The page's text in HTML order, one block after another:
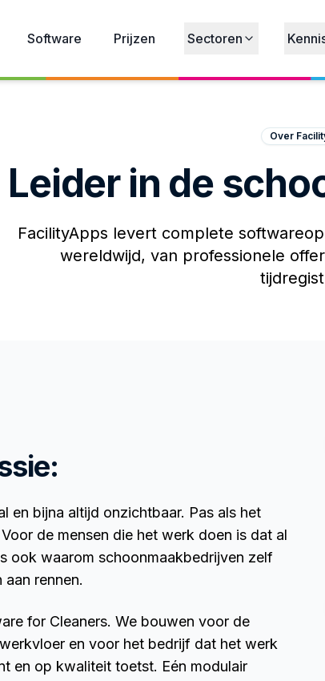
Software
Prijzen Sectoren
Over
Leider in de
FacilityApps levert complete
wereldwijd, van professionele
en bijna altijd onzichtbaar. Pas als het
de mensen die het werk doen is dat al
ook waarom schoonmaakbedrijven zelf
rennen.
for Cleaners. We bouwen voor de
en voor het bedrijf dat het werk
en op kwaliteit toetst. Eén modulair